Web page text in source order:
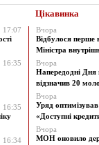
Цікавинка
17:07
16:35
16:35
16:34
Вчора
Відбулося перше
Міністра
Вчора
Напередодні Дня
відзначив 20
Вчора
Уряд
«Доступні
Вчора
МОН оновило